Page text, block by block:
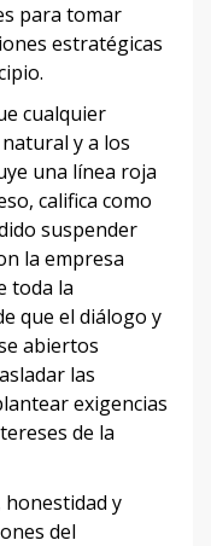
para tomar
estratégicas
cualquier
y a los
una línea roja
califica como
suspender
la empresa
toda la
que el diálogo y
abiertos
las
exigencias
de la
honestidad y
del